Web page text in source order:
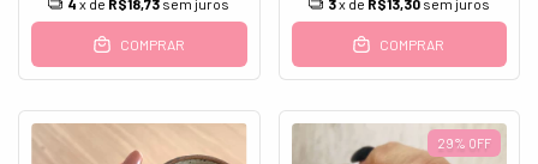
COMPRAR COMPRAR
29% OFF